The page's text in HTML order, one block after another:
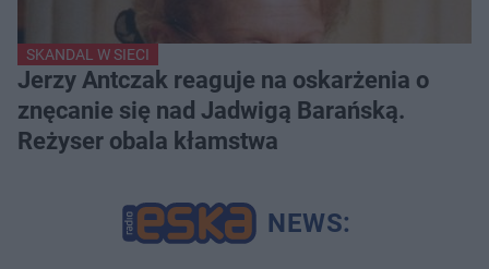
SKANDAL W SIECI
Jerzy Antczak reaguje na oskarżenia o
znęcanie się nad Jadwigą Barańską.
Reżyser obala kłamstwa